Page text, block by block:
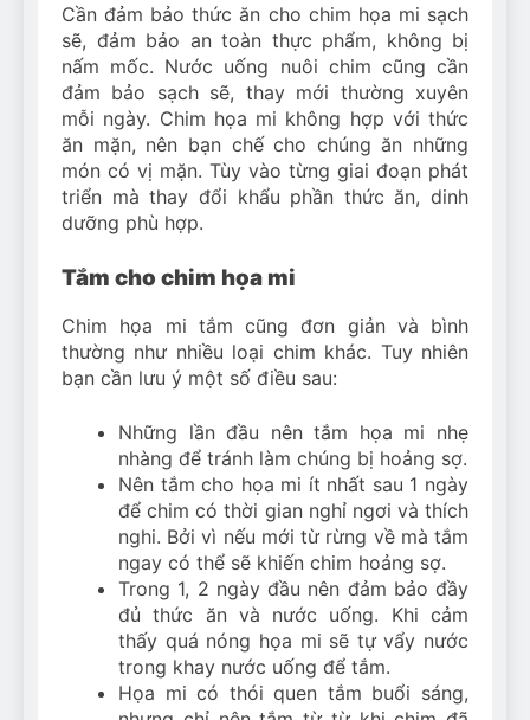
Cần đảm bảo thức ăn cho chim họa mi sạch
sẽ, đảm bảo an toàn thực phẩm, không bị
nấm mốc. Nước uống nuôi chim cũng cần
đảm bảo sạch sẽ, thay mới thường xuyên
mỗi ngày. Chim họa mi không hợp với thức
ăn mặn, nên bạn chế cho chúng ăn những
món có vị mặn. Tùy vào từng giai đoạn phát
triển mà thay đổi khẩu phần thức ăn, dinh
dưỡng phù hợp.
Tắm cho chim họa mi
Chim họa mi tắm cũng đơn giản và bình
thường như nhiều loại chim khác. Tuy nhiên
bạn cần lưu ý một số điều sau:
Những lần đầu nên tắm họa mi nhẹ
nhàng để tránh làm chúng bị hoảng sợ.
Nên tắm cho họa mi ít nhất sau 1 ngày
để chim có thời gian nghỉ ngơi và thích
nghi. Bởi vì nếu mới từ rừng về mà tắm
ngay có thể sẽ khiến chim hoảng sợ.
Trong 1, 2 ngày đầu nên đảm bảo đầy
đủ thức ăn và nước uống. Khi cảm
thấy quá nóng họa mi sẽ tự vẩy nước
trong khay nước uống để tắm.
Họa mi có thói quen tắm buổi sáng,